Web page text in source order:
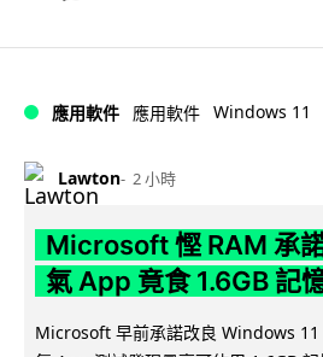
應用軟件 應用軟件 Windows 11
Lawton 2 小時
Microsoft 慳 RAM 承
氣 App 竟食 1.6GB 記
Microsoft 早前承諾改良 Windows 11